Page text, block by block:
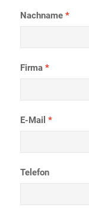
Nachname
Firma
E-Mail
Telefon